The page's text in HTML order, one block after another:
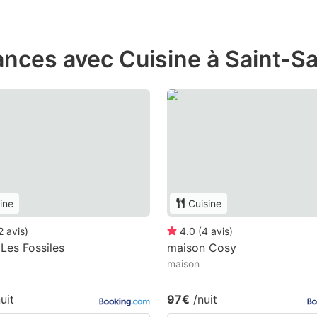
avec Cuisine à Saint-
avis)
Fossiles
Cuisine
4.0 (4 avis)
maison Cosy
maison
97€ /nuit